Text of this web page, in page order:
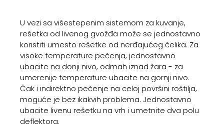
U vezi sa višestepenim sistemom za kuvanje,
rešetka od livenog gvožđa može se jednostavno
koristiti umesto rešetke od nerđajućeg čelika. Za
visoke temperature pečenja, jednostavno
ubacite na donji nivo, odmah iznad žara - za
umerenije temperature ubacite na gornji nivo.
Čak i indirektno pečenje na celoj površini roštilja,
moguće je bez ikakvih problema. Jednostavno
ubacite livenu rešetku na vrh i umetnite dva polu
deflektora.